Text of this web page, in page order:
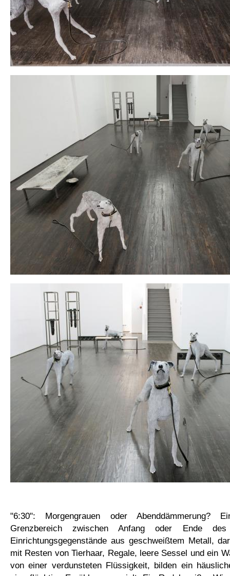
"6:30": Morgengrauen oder Abenddämmerung?
Grenzbereich zwischen Anfang oder Ende
Einrichtungsgegenstände aus geschweißtem Metall,
mit Resten von Tierhaar, Regale, leere Sessel und ein
von einer verdunsteten Flüssigkeit, bilden ein